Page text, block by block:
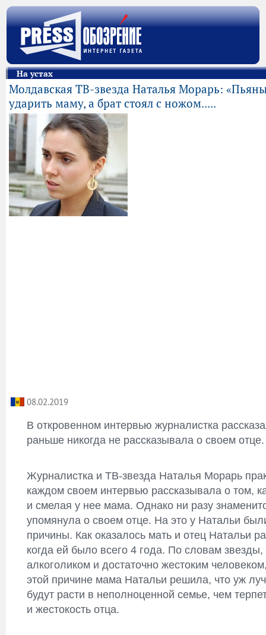
На устах
Молдавская ТВ-звезда Наталья Морарь:
ударить маму, а брат стоял с ножом.....
08.02.2019
В откровенном интервью журналистка
раньше никогда не рассказывала о своем отце.
Журналистка и ТВ-звезда Наталья Морарь
каждом своем интервью рассказывала о том,
и смелая у нее мама. Однако ни разу
упомянула о своем отце. На это у Натальи
причины. Как оказалось мать и отец Натальи
когда ей было всего 4 года. По словам
алкоголиком и достаточно жестоким
этой причине мама Натальи решила, что уж
будут расти в неполноценной семье, чем
и жестокость отца.